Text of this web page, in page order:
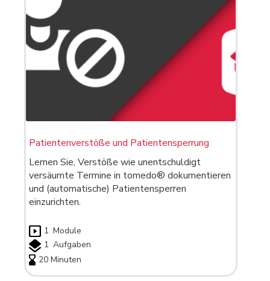
Patientenverstöße und Patientensperrung
Lernen Sie, Verstöße wie unentschuldigt
versäumte Termine in tomedo® dokumentieren
und (automatische) Patientensperren
einzurichten.
1 Module
1 Aufgaben
20 Minuten